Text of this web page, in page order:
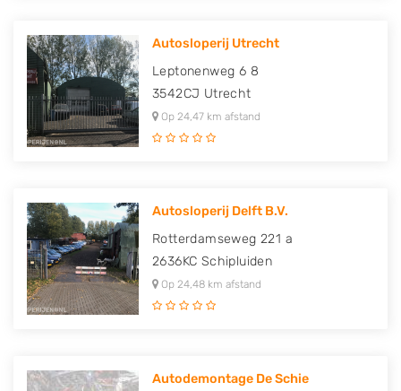
Autosloperij Utrecht
Leptonenweg 6 8
3542CJ Utrecht
Op 24,47 km afstand
Autosloperij Delft B.V.
Rotterdamseweg 221 a
2636KC Schipluiden
Op 24,48 km afstand
Autodemontage De Schie